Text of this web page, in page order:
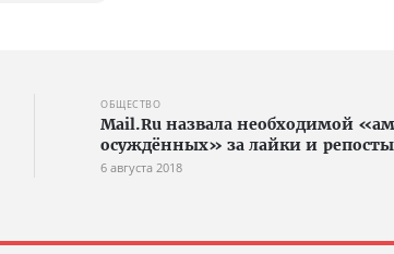
ОБЩЕСТВО
Mail.Ru назвала необходимой
осуждённых» за лайки и репосты
6 августа 2018